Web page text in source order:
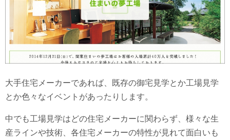
大手住宅メーカーであれば、既存の御宅見学とか工場見学
とか色々なイベントがあったりします。
中でも工場見学はどの住宅メーカーに関わらず、様々な生
産ラインや技術、各住宅メーカーの特性が見れて面白いも